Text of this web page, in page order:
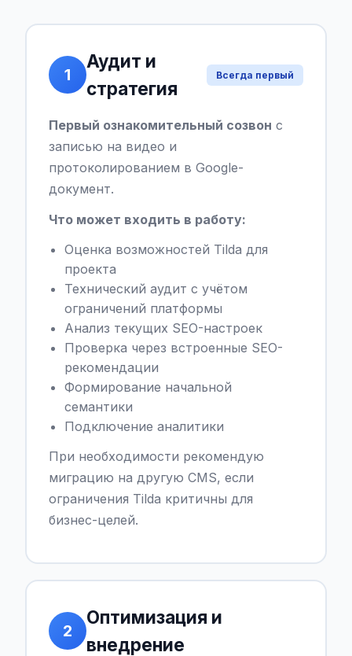
1
Аудит и
стратегия
Всегда первый
Первый ознакомительный созвон с
записью на видео и
протоколированием в Google-
документ.
Что может входить в работу:
Оценка возможностей Tilda для
проекта
Технический аудит с учётом
ограничений платформы
Анализ текущих SEO-настроек
Проверка через встроенные SEO-
рекомендации
Формирование начальной
семантики
Подключение аналитики
При необходимости рекомендую
миграцию на другую CMS, если
ограничения Tilda критичны для
бизнес-целей.
2
Оптимизация и
внедрение